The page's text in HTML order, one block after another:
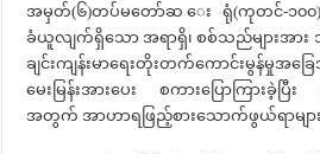
အမှတ်(၆)တပ်မတော်ဆ ေးရုံ(ကုတင်-၁၀
ခံယူလျက်ရှိသော အရာရှိ၊ စစ်သည်များအာ
ချင်းကျန်းမာရေးတိုးတက်ကောင်းမွန်မှုအခြေ
မေးမြန်းအားပေး စကားပြောကြားခဲ့ပ
အတွက် အာဟာရဖြည့်စားသောက်ဖွယ်ရာမျာ